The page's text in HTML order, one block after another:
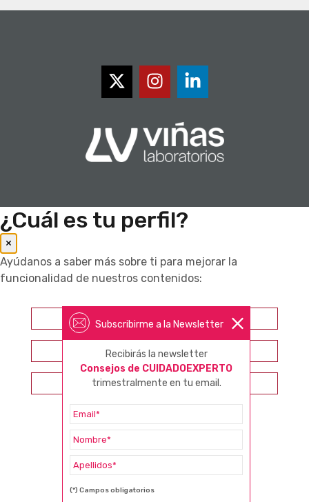
Subscribirme a la Newsletter
Recibirás la newsletter
Consejos de CUIDADOEXPERTO
trimestralmente en tu email.
(*) Campos obligatorios
¿Cuál es tu perfil?
×
Ayúdanos a saber más sobre ti para mejorar la
funcionalidad de nuestros contenidos:
Farmacéutico
Otros profesionales sanitarios
Consumidor